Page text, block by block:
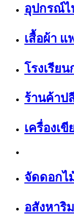
อุปกรณ์ไ
เสื้อผ้า แ
โรงเรีย
ร้านค้าป
เครื่องเ
จัดดอกไ
อสังหาริ